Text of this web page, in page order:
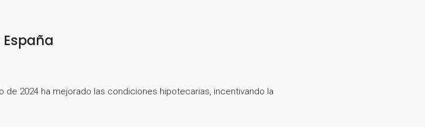
de 2024 ha mejorado las condiciones hipotecarias, incentivando la